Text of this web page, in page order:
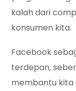
kalah dari
konsumen kita.
Facebook
terdepan,
membantu kita